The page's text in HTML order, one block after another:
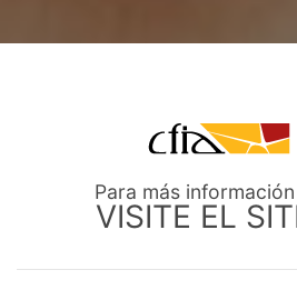
Para más
VISITE EL